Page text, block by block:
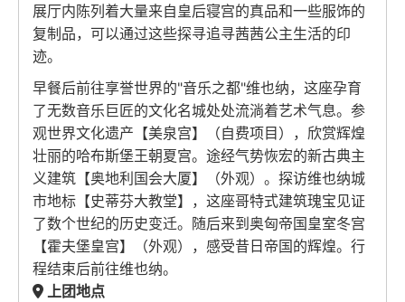
展厅内陈列着大量来自皇后寝宫的真品和一些服饰的
复制品，可以通过这些探寻追寻茜茜公主生活的印
迹。
早餐后前往享誉世界的"音乐之都"维也纳，这座孕育
了无数音乐巨匠的文化名城处处流淌着艺术气息。参
观世界文化遗产【美泉宫】（自费项目），欣赏辉煌
壮丽的哈布斯堡王朝夏宫。途经气势恢宏的新古典主
义建筑【奥地利国会大厦】（外观）。探访维也纳城
市地标【史蒂芬大教堂】，这座哥特式建筑瑰宝见证
了数个世纪的历史变迁。随后来到奥匈帝国皇室冬宫
【霍夫堡皇宫】（外观），感受昔日帝国的辉煌。行
程结束后前往维也纳。
上团地点